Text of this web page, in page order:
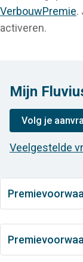
VerbouwPremie.
activeren.
Mijn
Volg je
Veelgestelde